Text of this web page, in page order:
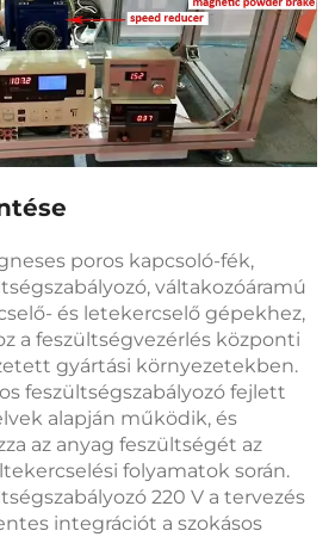
poros kapcsoló-fék,
váltakozóáramú
és letekercselő gépekhez,
a feszültségvezérlés központi
gyártási környezetekben.
feszültségszabályozó fejlett
alapján működik, és
az anyag feszültségét az
folyamatok során.
220 V a tervezés
integrációt a szokásos